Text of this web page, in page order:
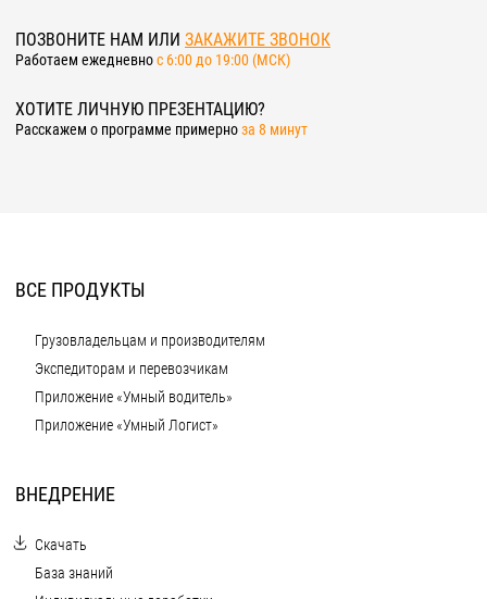
ПОЗВОНИТЕ НАМ ИЛИ ЗАКАЖИТЕ ЗВОНОК
Работаем ежедневноc 6:00 до 19:00 (МСК)
ХОТИТЕ ЛИЧНУЮ ПРЕЗЕНТАЦИЮ?
Расскажем о программе примерноза 8 минут
ВСЕ ПРОДУКТЫ
Грузовладельцам и производителям
Экспедиторам и перевозчикам
Приложение «Умный водитель»
Приложение «Умный Логист»
ВНЕДРЕНИЕ
Скачать
База знаний